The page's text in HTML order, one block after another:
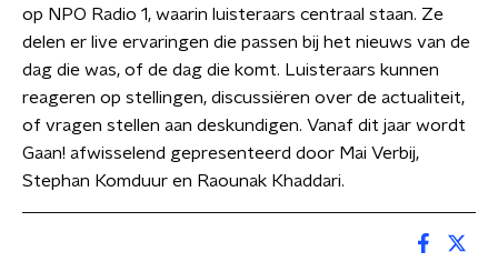
op NPO Radio 1, waarin luisteraars centraal staan. Ze
delen er live ervaringen die passen bij het nieuws van de
dag die was, of de dag die komt. Luisteraars kunnen
reageren op stellingen, discussiëren over de actualiteit,
of vragen stellen aan deskundigen. Vanaf dit jaar wordt
Gaan! afwisselend gepresenteerd door Mai Verbij,
Stephan Komduur en Raounak Khaddari.